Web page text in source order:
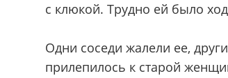
с клюкой. Трудно ей было
Одни соседи жалели ее,
прилепилось к старой